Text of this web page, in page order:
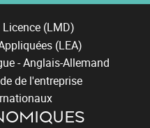
Licence (LMD)
(LEA)
- Anglais-Allemand
de l'entreprise